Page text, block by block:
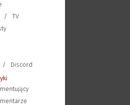
/
TV
/
Discord